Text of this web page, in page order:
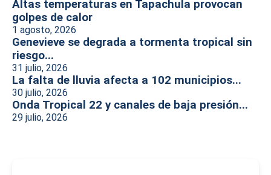
Altas temperaturas en Tapachula provocan
golpes de calor
1 agosto, 2026
Genevieve se degrada a tormenta tropical sin
riesgo...
31 julio, 2026
La falta de lluvia afecta a 102 municipios...
30 julio, 2026
Onda Tropical 22 y canales de baja presión...
29 julio, 2026